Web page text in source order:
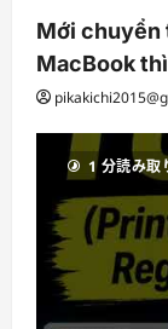
Mới chuyển
MacBook
1 分読み取